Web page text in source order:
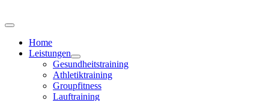
Toggle
NavigationHome
Leistungen
Gesundheitstraining
Athletiktraining
Groupfitness
Lauftraining